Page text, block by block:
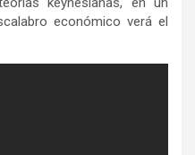
económico verá el